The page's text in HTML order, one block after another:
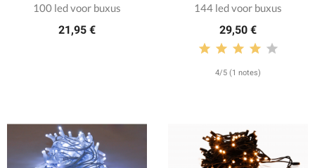
100 led voor buxus
21,95 €
144 led voor buxus
29,50 €
4/5 (1 notes)